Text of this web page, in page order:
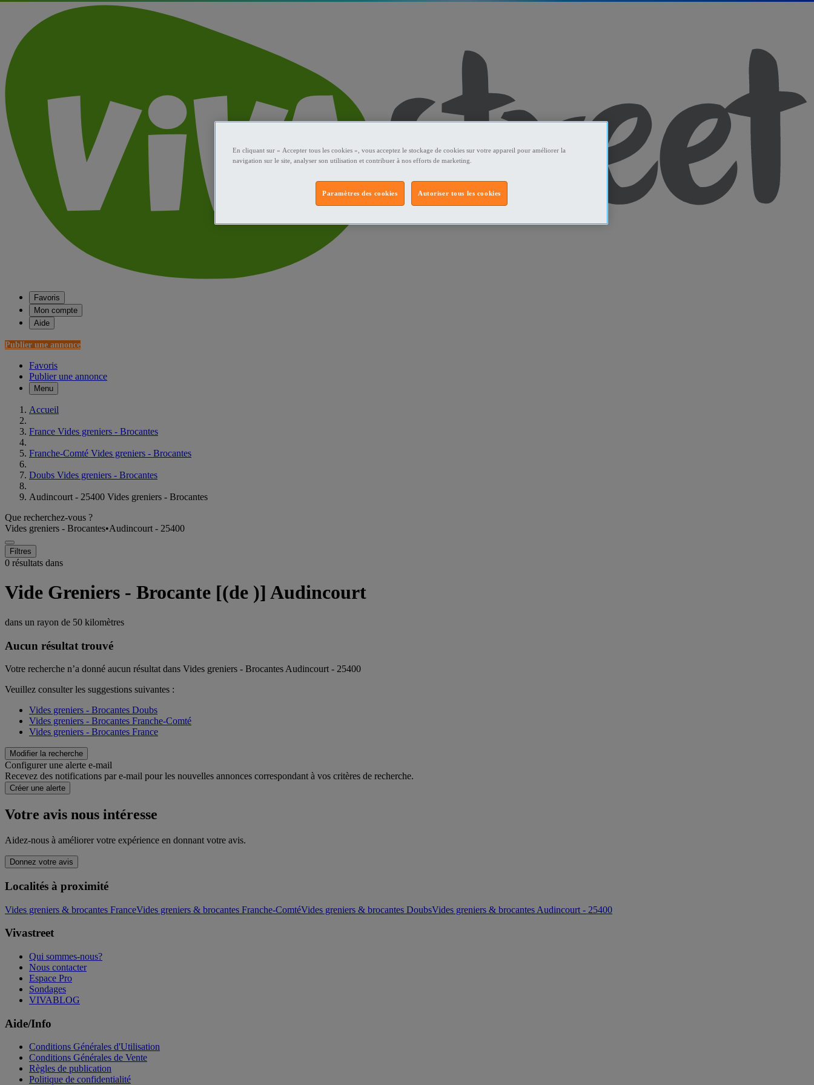
Favoris
Mon compte
Aide
Publier une annonce
Favoris
Publier une annonce
Menu
Accueil
France Vides greniers - Brocantes
Franche-Comté Vides greniers - Brocantes
Doubs Vides greniers - Brocantes
Audincourt - 25400 Vides greniers - Brocantes
Que recherchez-vous ?
Vides greniers - Brocantes•Audincourt - 25400
Filtres
0 résultats dans
Vide Greniers - Brocante [(de )] Audincourt
dans un rayon de 50 kilomètres
Aucun résultat trouvé
Votre recherche n’a donné aucun résultat dans Vides greniers - Brocantes Audincourt - 25400
Veuillez consulter les suggestions suivantes :
Vides greniers - Brocantes Doubs
Vides greniers - Brocantes Franche-Comté
Vides greniers - Brocantes France
Modifier la recherche
Configurer une alerte e-mail
Recevez des notifications par e-mail pour les nouvelles annonces correspondant à vos critères de recherche.
Créer une alerte
Votre avis nous intéresse
Aidez-nous à améliorer votre expérience en donnant votre avis.
Donnez votre avis
Localités à proximité
Vides greniers & brocantes FranceVides greniers & brocantes Franche-ComtéVides greniers & brocantes DoubsVides greniers & brocantes Audincourt - 25400
Vivastreet
Qui sommes-nous?
Nous contacter
Espace Pro
Sondages
VIVABLOG
Aide/Info
Conditions Générales d'Utilisation
Conditions Générales de Vente
Règles de publication
Politique de confidentialité
En cliquant sur « Accepter tous les cookies », vous acceptez le stockage de cookies sur votre appareil pour améliorer la
navigation sur le site, analyser son utilisation et contribuer à nos efforts de marketing.
Autoriser tous les cookies
Paramètres des cookies